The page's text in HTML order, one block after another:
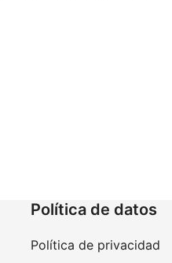
Política de datos
Política de privacidad